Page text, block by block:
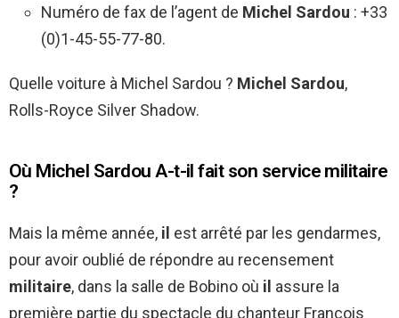
Numéro de fax de l’agent de Michel Sardou : +33
(0)1-45-55-77-80.
Quelle voiture à Michel Sardou ? Michel Sardou,
Rolls-Royce Silver Shadow.
Où Michel Sardou A-t-il fait son service militaire
?
Mais la même année, il est arrêté par les gendarmes,
pour avoir oublié de répondre au recensement
militaire, dans la salle de Bobino où il assure la
première partie du spectacle du chanteur François